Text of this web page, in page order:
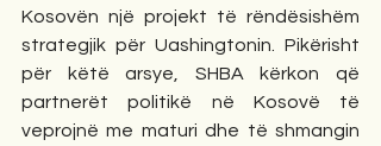
Kosovën një projekt të rëndësishëm
strategjik për Uashingtonin. Pikërisht
për këtë arsye, SHBA kërkon që
partnerët politikë në Kosovë të
veprojnë me maturi dhe të shmangin